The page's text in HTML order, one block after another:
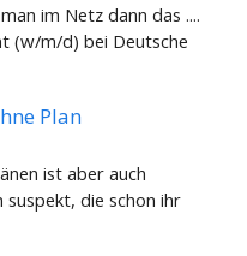
im Netz dann das ....
(w/m/d) bei Deutsche
Plan
ist aber auch
suspekt, die schon ihr